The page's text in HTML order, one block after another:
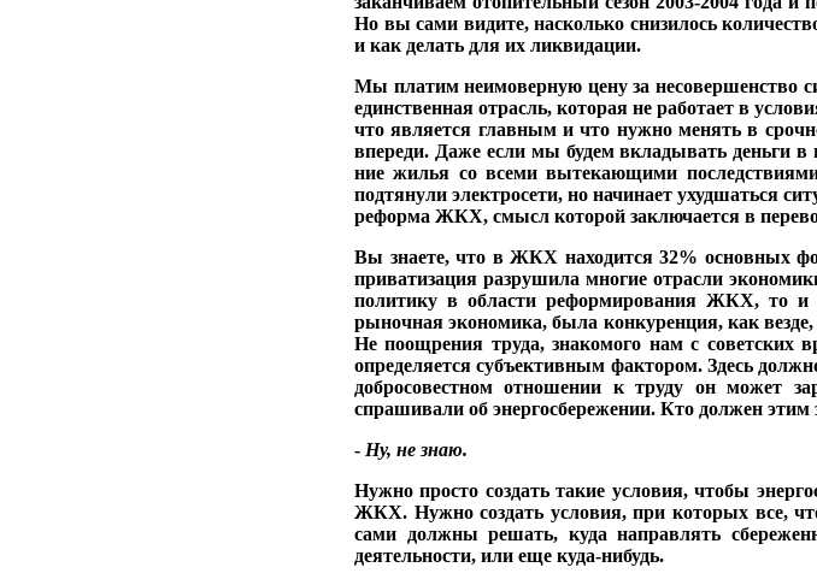
Но вы са­ми видите, насколько сни­зилось
и как делать для их ликвидации.
Мы платим неимовер­ную цену за несовершен­ство
единственная отрасль, которая не работа­ет в
что являет­ся главным и что нужно ме­нять в
впереди. Даже если мы будем вкла­дывать деньги
ние жилья со всеми вытека­ющими
подтянули электросети, но начинает ухудшаться
реформа ЖКХ, смысл которой заключает­ся в
Вы знаете, что в ЖКХ находится 32% основных
приватизация раз­рушила многие отрасли
политику в области реформирования ЖКХ, то
рыночная эко­номика, была конкуренция, как
Не поощрения труда, знакомого нам с советских
опре­деляется субъективным фактором. Здесь
добросовестном от­ношении к труду он может
спрашивали об энергос­бережении. Кто должен этим
- Ну, не знаю.
Нужно просто создать такие условия, чтобы
ЖКХ. Нужно создать условия, при которых все,
сами должны решать, куда направлять
деятельности, или еще куда-нибудь.